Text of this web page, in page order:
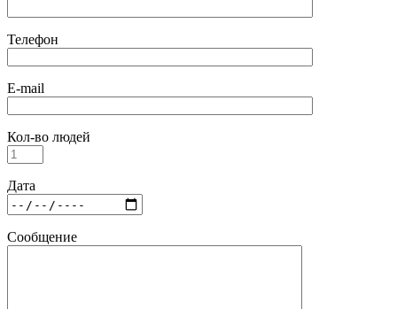
Телефон
E-mail
Кол-во людей
Дата
Сообщение